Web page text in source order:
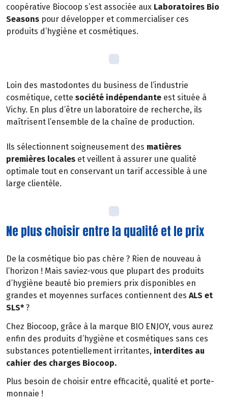
coopérative Biocoop s’est associée aux Laboratoires Bio
Seasons pour développer et commercialiser ces
produits d’hygiène et cosmétiques.
Loin des mastodontes du business de l’industrie
cosmétique, cette société indépendante est située à
Vichy. En plus d’être un laboratoire de recherche, ils
maîtrisent l’ensemble de la chaîne de production.
Ils sélectionnent soigneusement des matières
premières locales et veillent à assurer une qualité
optimale tout en conservant un tarif accessible à une
large clientèle.
Ne plus choisir entre la qualité et le prix
De la cosmétique bio pas chère ? Rien de nouveau à
l’horizon ! Mais saviez-vous que plupart des produits
d’hygiène beauté bio premiers prix disponibles en
grandes et moyennes surfaces contiennent des ALS et
SLS* ?
Chez Biocoop, grâce à la marque BIO ENJOY, vous aurez
enfin des produits d’hygiène et cosmétiques sans ces
substances potentiellement irritantes, interdites au
cahier des charges Biocoop.
Plus besoin de choisir entre efficacité, qualité et porte-
monnaie !